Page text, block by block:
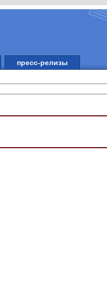
пресс-релизы